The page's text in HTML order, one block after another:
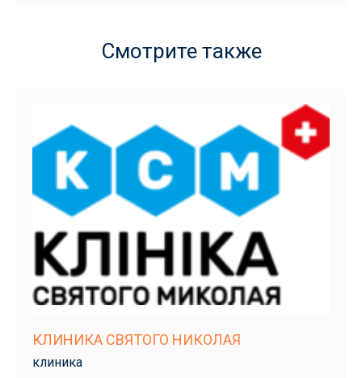
Смотрите также
КЛИНИКА СВЯТОГО НИКОЛАЯ
клиника